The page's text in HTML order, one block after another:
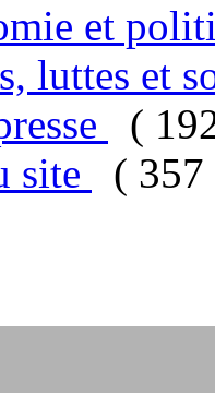
et
luttes et
(
site
( 357